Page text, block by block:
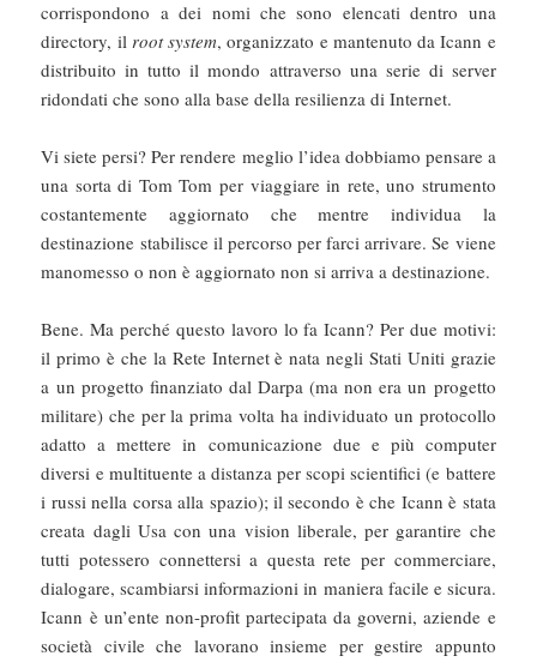
corrispondono a dei nomi che sono elencati dentro una
directory, il root system, organizzato e mantenuto da Icann e
distribuito in tutto il mondo attraverso una serie di server
ridondati che sono alla base della resilienza di Internet.
Vi siete persi? Per rendere meglio l’idea dobbiamo pensare a
una sorta di Tom Tom per viaggiare in rete, uno strumento
costantemente aggiornato che mentre individua la
destinazione stabilisce il percorso per farci arrivare. Se viene
manomesso o non è aggiornato non si arriva a destinazione.
Bene. Ma perché questo lavoro lo fa Icann? Per due motivi:
il primo è che la Rete Internet è nata negli Stati Uniti grazie
a un progetto finanziato dal Darpa (ma non era un progetto
militare) che per la prima volta ha individuato un protocollo
adatto a mettere in comunicazione due e più computer
diversi e multituente a distanza per scopi scientifici (e battere
i russi nella corsa alla spazio); il secondo è che Icann è stata
creata dagli Usa con una vision liberale, per garantire che
tutti potessero connettersi a questa rete per commerciare,
dialogare, scambiarsi informazioni in maniera facile e sicura.
Icann è un’ente non-profit partecipata da governi, aziende e
società civile che lavorano insieme per gestire appunto